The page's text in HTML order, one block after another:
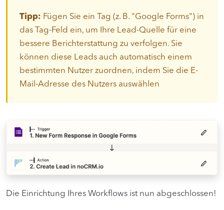
Tipp: Fügen Sie ein Tag (z. B. "Google Forms") in
das Tag-Feld ein, um Ihre Lead-Quelle für eine
bessere Berichterstattung zu verfolgen. Sie
können diese Leads auch automatisch einem
bestimmten Nutzer zuordnen, indem Sie die E-
Mail-Adresse des Nutzers auswählen
Die Einrichtung Ihres Workflows ist nun abgeschlossen!